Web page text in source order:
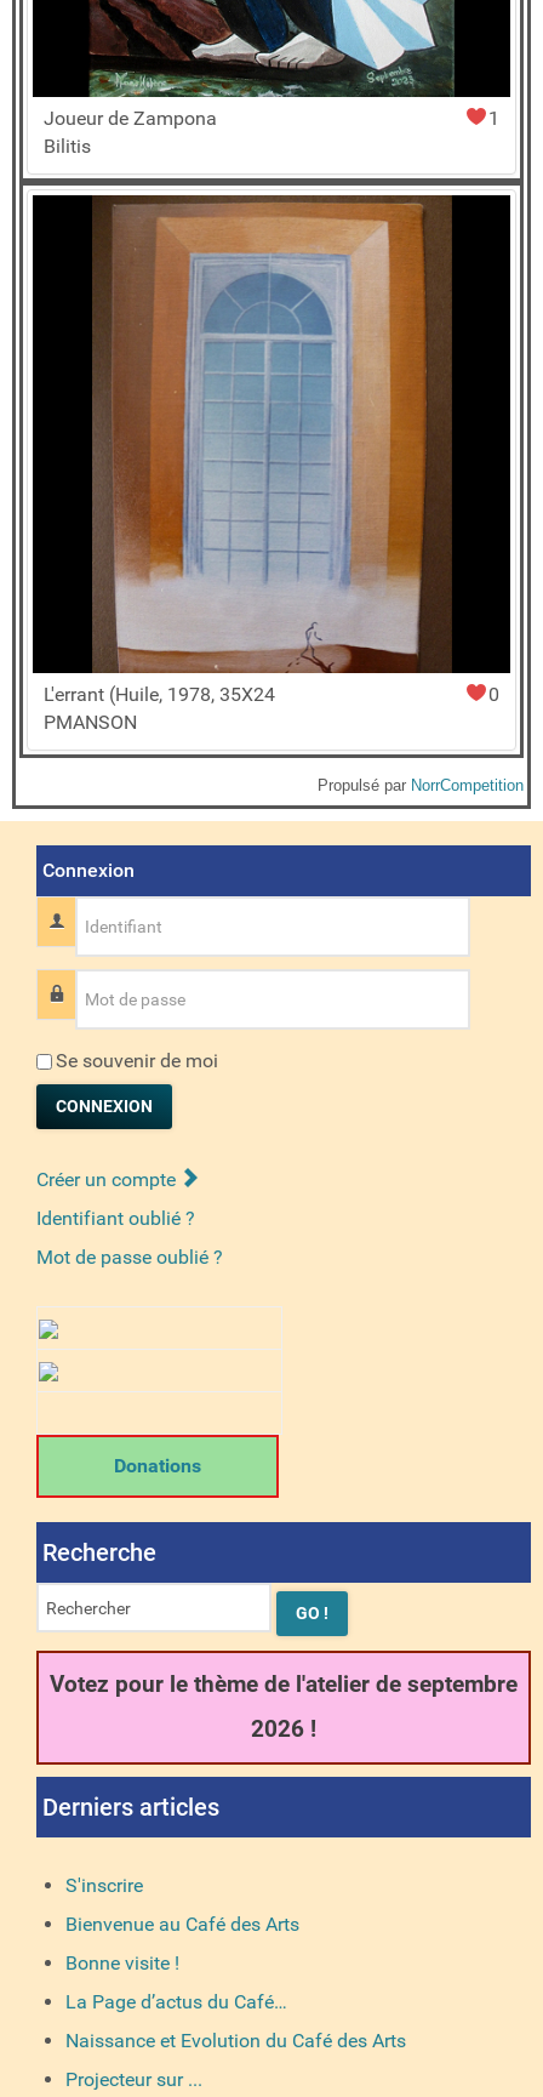
1
Joueur de Zampona
Bilitis
0
L'errant (Huile, 1978, 35X24
PMANSON
Propulsé par NorrCompetition
Connexion
Identifiant
Mot de passe
Se souvenir de moi
CONNEXION
Créer un compte
Identifiant oublié ?
Mot de passe oublié ?
Donations
Recherche
Votez pour le thème de l'atelier de septembre
2026 !
Derniers articles
S'inscrire
Bienvenue au Café des Arts
Bonne visite !
La Page d’actus du Café…
Naissance et Evolution du Café des Arts
Projecteur sur ...